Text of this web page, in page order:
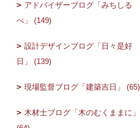
アドバイザーブログ「みちしる
べ」 (149)
設計デザインブログ「日々是好
日」 (139)
現場監督ブログ「建築吉日」 (65)
木材士ブログ「木のむくままに」